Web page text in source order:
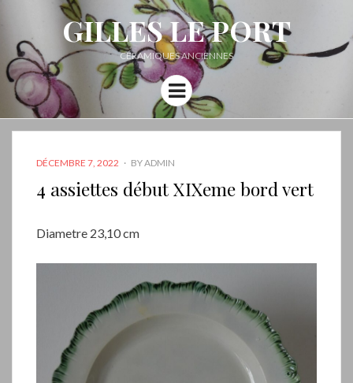
GILLES LE PORT
CÉRAMIQUES ANCIENNES
Menu
POSTED
DÉCEMBRE 7, 2022 BYADMIN
4 assiettes début XIXeme bord vert
Diametre 23,10 cm